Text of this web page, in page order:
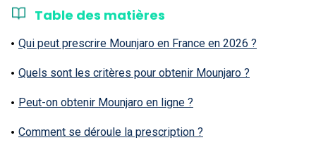
Table des matières
Qui peut prescrire Mounjaro en France en 2026 ?
Quels sont les critères pour obtenir Mounjaro ?
Peut-on obtenir Mounjaro en ligne ?
Comment se déroule la prescription ?